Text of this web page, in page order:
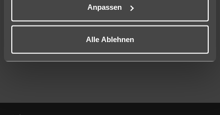
Anpassen
Alle Ablehnen
Mehr Filter anzeigen